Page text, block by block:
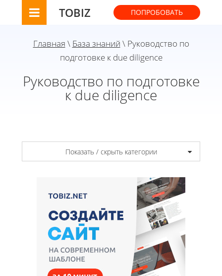
TOBIZ ПОПРОБОВАТЬ
Главная \ База знаний \ Руководство по
подготовке к due diligence
Руководство по подготовке
к due diligence
Показать / скрыть категории